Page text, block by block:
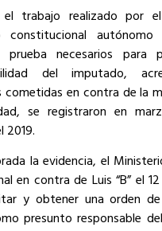
el trabajo realizado por
constitucional
necesarios para
del imputado,
cometidas en contra de la
se registraron en
2019.
la evidencia, el
en contra de Luis “B” el
y obtener una orden
presunto responsable